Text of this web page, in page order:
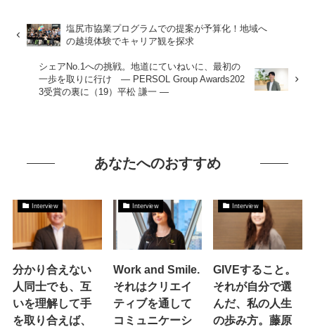
塩尻市協業プログラムでの提案が予算化！地域へ
の越境体験でキャリア観を探求
シェアNo.1への挑戦。地道にていねいに、最初の
一歩を取りに行け ― PERSOL Group Awards202
3受賞の裏に（19）平松 謙一 ―
あなたへのおすすめ
Interview
分かり合えない
人同士でも、互
いを理解して手
を取り合えば、
Interview
Work and Smile.
それはクリエイ
ティブを通して
コミュニケーシ
Interview
GIVEすること。
それが自分で選
んだ、私の人生
の歩み方。藤原